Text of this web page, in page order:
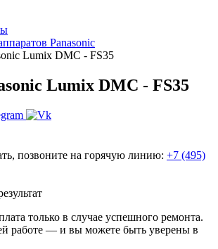
Panasonic
Lumix DMC - FS35
Lumix DMC - FS35
позвоните на горячую линию: +7 (495)
только в случае успешного ремонта.
работе — и вы можете быть уверены в